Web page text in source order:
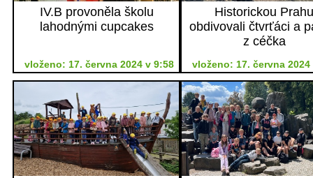
IV.B provoněla školu
lahodnými cupcakes
vloženo: 17. června 2024 v 9:58
Historickou Prahu
obdivovali čtvrťáci a
z céčka
vloženo: 17. června 2024